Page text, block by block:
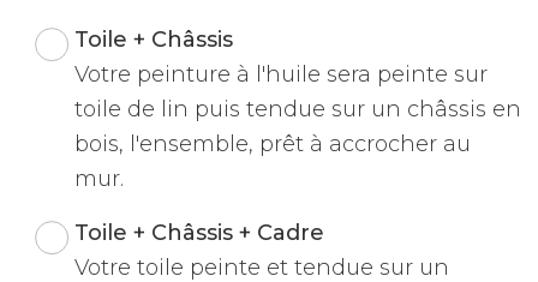
Toile + Châssis
Votre peinture à l'huile sera peinte sur
toile de lin puis tendue sur un châssis en
bois, l'ensemble, prêt à accrocher au
mur.
Toile + Châssis + Cadre
Votre toile peinte et tendue sur un